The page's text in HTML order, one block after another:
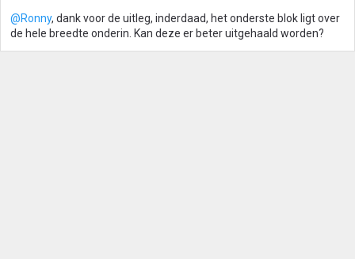
@Ronny, dank voor de uitleg, inderdaad, het onderste blok ligt over
de hele breedte onderin. Kan deze er beter uitgehaald worden?